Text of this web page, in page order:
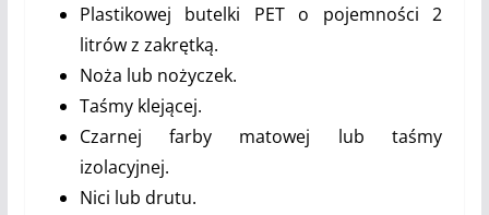
Plastikowej butelki PET o pojemności 2
litrów z zakrętką.
Noża lub nożyczek.
Taśmy klejącej.
Czarnej farby matowej lub taśmy
izolacyjnej.
Nici lub drutu.